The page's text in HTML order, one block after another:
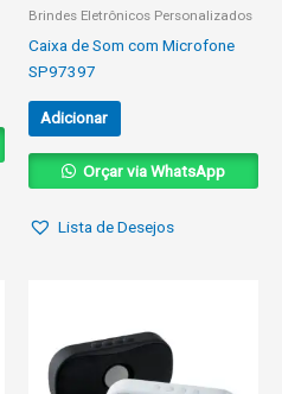
Brindes Eletrônicos Personalizados
Caixa de Som com Microfone
SP97397
Adicionar
Orçar via WhatsApp
Lista de Desejos